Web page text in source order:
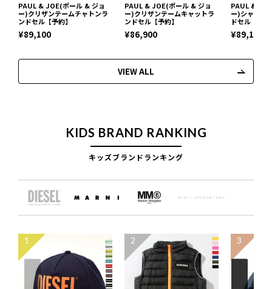
PAUL & JOE(ポール & ジョ
ー)クリザンテームチャトンラ
ンドセル【予約】
¥89,100
PAUL & JOE(ポール & ジョ
ー)クリザンテームキャットラ
ンドセル【予約】
¥86,900
PAUL &
ー)シャトン
ドセル【予
¥89,100
VIEW ALL
KIDS BRAND RANKING
キッズブランドランキング
1 2 3